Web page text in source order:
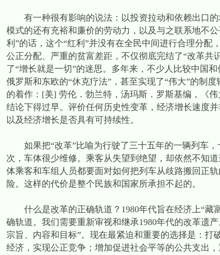
有一种很有影响的说法：以投资拉动和依赖出口的
模式的还有充裕和廉价的劳动力，以及与之联系地不
利”的话，这个“红利”并没有在全民中间进行合理分
公正分配、严重的贫富差距，不仅彻底完结了“改革
了“增长就是一切”的迷思。多年来，不少人比较中国
俄罗斯和东欧的“休克疗法”，甚至实现了“伟大”的制
的着作：[美] 劳伦．勃兰特，汤玛斯．罗斯基编，《
结论下得过早。评价任何历史性变革，经济增长速度
以及经济增长是否具有可持续性。
如果把“改革”比喻为行驶了三十五年的一辆列车，
次，车体很少维修。乘客从失望到绝望，却依然不知
体乘客和车组人员都要面对如何把列车从歧路搬回正
险。这样的代价是整个民族和国家所承担不起的。
什么是改革的正确轨道？1980年代旨在经济上“藏
确轨道。我们需要重新审视和继承1980年代的改革遗
宗旨、内容和目标”。现在最紧迫和重要的选择是：
经济，实现公正竞争；增加促进社会平等的公共支出